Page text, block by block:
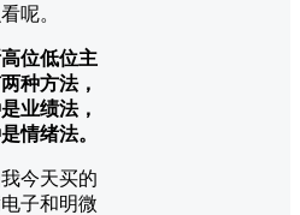
呢。
位低位主
种方法，
业绩法，
情绪法。
今天买的
子和明微